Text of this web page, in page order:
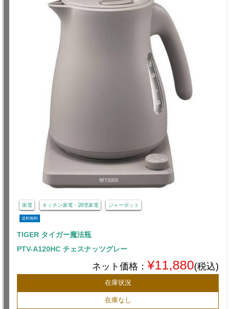
家電 キッチン家電・調理家電 ジャーポット
送料無料
TIGER タイガー魔法瓶
PTV-A120HC チェスナッツグレー
ネット価格： ¥11,880(税込)
在庫状況
在庫なし